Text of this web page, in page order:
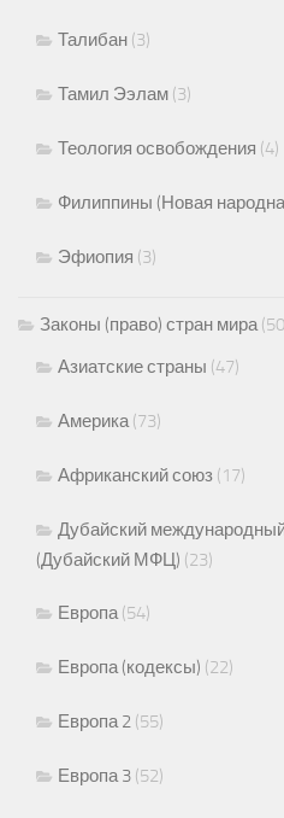
Талибан (3)
Тамил Ээлам (3)
Теология освобождения (4)
Филиппины (Новая
Эфиопия (3)
Законы (право) стран мира
Азиатские страны (47)
Америка(73)
Африканский союз (17)
Дубайский
(Дубайский МФЦ) (23)
Европа(54)
Европа (кодексы) (22)
Европа 2 (55)
Европа 3 (52)